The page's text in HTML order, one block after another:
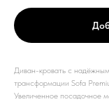
Диван-кровать с
трансформации Sofa
Увеличенное посадочное